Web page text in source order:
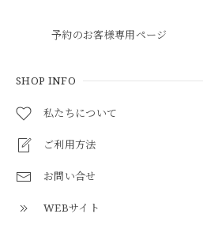
予約のお客様専用ページ
SHOP INFO
私たちについて
ご利用方法
お問い合せ
WEBサイト